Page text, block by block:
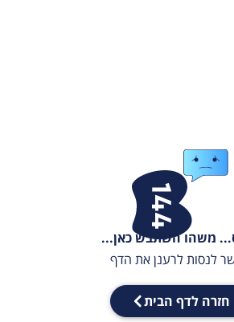
משהו השתבש כאן...
לנסות לרענן את הדף
חזרה לדף הבית